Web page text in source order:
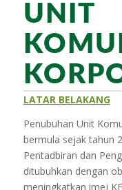
UNIT
LATAR BELAKANG
Penubuhan Unit
bermula sejak tahun
Pentadbiran dan
ditubuhkan dengan
meningkatkan imej